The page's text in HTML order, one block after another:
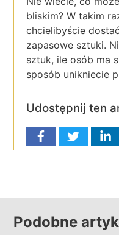
bliskim? W takim
chcielibyście
zapasowe sztuki.
sztuk, ile osób ma
sposób unikniecie
Udostępnij ten
Podobne